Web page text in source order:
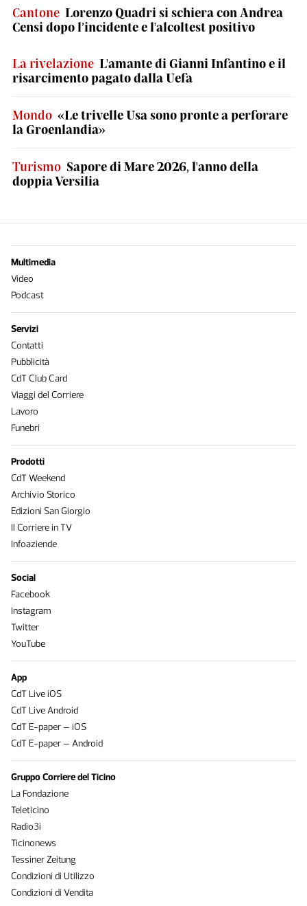
Cantone Lorenzo Quadri si schiera con Andrea
Censi dopo l’incidente e l'alcoltest positivo
La rivelazione L'amante di Gianni Infantino e il
risarcimento pagato dalla Uefa
Mondo «Le trivelle Usa sono pronte a perforare
la Groenlandia»
Turismo Sapore di Mare 2026, l'anno della
doppia Versilia
Multimedia
Video
Podcast
Servizi
Contatti
Pubblicità
CdT Club Card
Viaggi del Corriere
Lavoro
Funebri
Prodotti
CdT Weekend
Archivio Storico
Edizioni San Giorgio
Il Corriere in TV
Infoaziende
Social
Facebook
Instagram
Twitter
YouTube
App
CdT Live iOS
CdT Live Android
CdT E-paper – iOS
CdT E-paper – Android
Gruppo Corriere del Ticino
La Fondazione
Teleticino
Radio3i
Ticinonews
Tessiner Zeitung
Condizioni di Utilizzo
Condizioni di Vendita